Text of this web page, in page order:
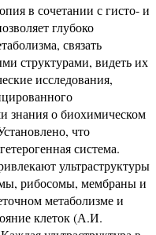
в сочетании с гисто- и
глубоко
связать
структурами, видеть их
исследования,
знания о биохимическом
что
система.
ультраструктуры
рибосомы, мембраны и
метаболизме и
клеток (А.И.